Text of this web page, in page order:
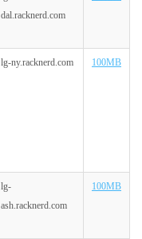
dal.racknerd.com
lg-ny.racknerd.com 100MB
lg-
ash.racknerd.com
100MB